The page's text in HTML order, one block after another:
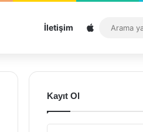
İletişim Sitemap
Kayıt Ol